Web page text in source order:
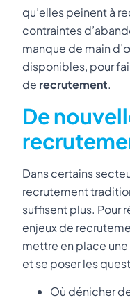
qu’elles peinent à
contraintes
manque de main
disponibles, pour
de recrutement.
De
Dans certains
recrutement
suffisent plus. Pour
enjeux de
mettre en place
et se poser les
Où dénicher